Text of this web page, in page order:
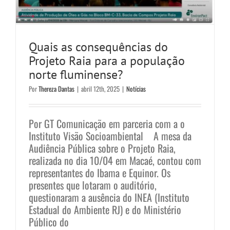
Quais as consequências do
Projeto Raia para a população
norte fluminense?
PorThereza Dantas | abril 12th, 2025 | Notícias
Por GT Comunicação em parceria com a o
Instituto Visão Socioambiental A mesa da
Audiência Pública sobre o Projeto Raia,
realizada no dia 10/04 em Macaé, contou com
representantes do Ibama e Equinor. Os
presentes que lotaram o auditório,
questionaram a ausência do INEA (Instituto
Estadual do Ambiente RJ) e do Ministério
Público do
Denúncia contra o SHIP TO SHIP